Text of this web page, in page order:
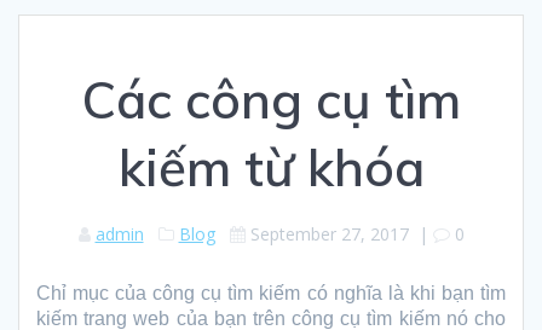
Các công cụ tìm
kiếm từ khóa
admin Blog September 27, 2017| 0
Chỉ mục của công cụ tìm kiếm có nghĩa là khi bạn tìm
kiếm trang web của bạn trên công cụ tìm kiếm nó cho